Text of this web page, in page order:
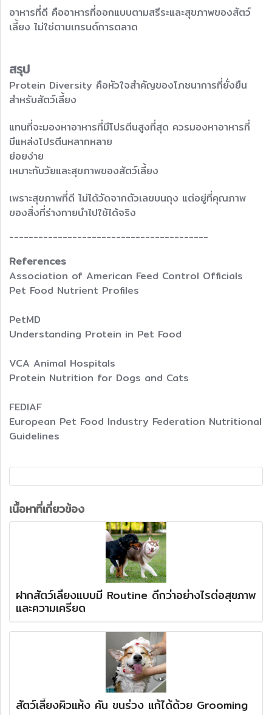
อาหารที่ดี คืออาหารที่ออกแบบตามสรีระและสุขภาพของสัตว์
เลี้ยง ไม่ใช่ตามเทรนด์การตลาด
สรุป
Protein Diversity คือหัวใจสำคัญของโภชนาการที่ยั่งยืน
สำหรับสัตว์เลี้ยง
แทนที่จะมองหาอาหารที่มีโปรตีนสูงที่สุด ควรมองหาอาหารที่
มีแหล่งโปรตีนหลากหลาย
ย่อยง่าย
เหมาะกับวัยและสุขภาพของสัตว์เลี้ยง
เพราะสุขภาพที่ดี ไม่ได้วัดจากตัวเลขบนถุง แต่อยู่ที่คุณภาพ
ของสิ่งที่ร่างกายนำไปใช้ได้จริง
-----------------------------------------
References
Association of American Feed Control Officials
Pet Food Nutrient Profiles
PetMD
Understanding Protein in Pet Food
VCA Animal Hospitals
Protein Nutrition for Dogs and Cats
FEDIAF
European Pet Food Industry Federation Nutritional
Guidelines
เนื้อหาที่เกี่ยวข้อง
ฝากสัตว์เลี้ยงแบบมี Routine ดีกว่าอย่างไรต่อสุขภาพ
และความเครียด
สัตว์เลี้ยงผิวแห้ง คัน ขนร่วง แก้ได้ด้วย Grooming